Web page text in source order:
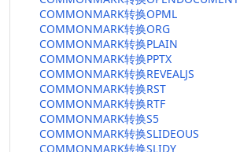
COMMONMARK转换OPML
COMMONMARK转换ORG
COMMONMARK转换PLAIN
COMMONMARK转换PPTX
COMMONMARK转换REVEALJS
COMMONMARK转换RST
COMMONMARK转换RTF
COMMONMARK转换S5
COMMONMARK转换SLIDEOUS
COMMONMARK转换SLIDY